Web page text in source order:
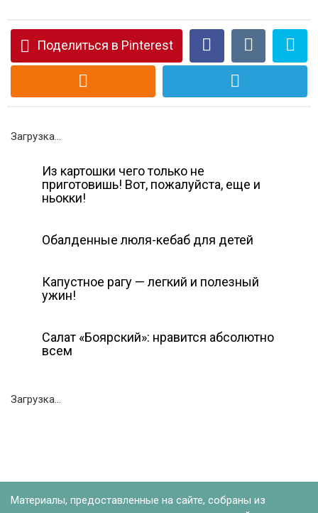
Поделиться в Pinterest
Загрузка...
Из картошки чего только не
приготовишь! Вот, пожалуйста, еще и
ньокки!
Обалденные люля-кебаб для детей
Капустное рагу — легкий и полезный
ужин!
Салат «Боярский»: нравится абсолютно
всем
Загрузка...
Материалы, предоставленные на сайте, собраны из